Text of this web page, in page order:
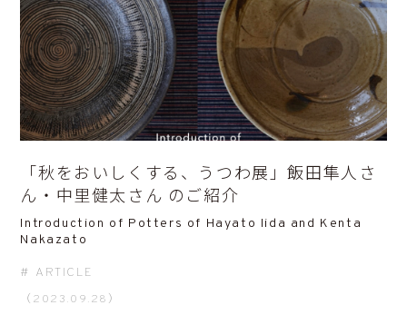
「秋をおいしくする、うつわ展」飯田隼人さ
ん・中里健太さん のご紹介
Introduction of Potters of Hayato Iida and Kenta
Nakazato
ARTICLE
（2023.09.28）